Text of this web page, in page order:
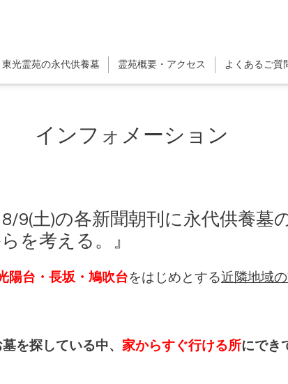
東光霊苑の永代供養墓 霊苑概要・アクセス よくあるご質
インフォメーション
8/9(土)の各新聞朝刊に永代供養墓
を考える。』
陽台・長坂・鳩吹台をはじめとする近隣地域
を探している中、 家からすぐ行ける所にでき